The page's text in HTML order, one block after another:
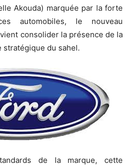
Akouda) marquée par la forte
automobiles, le nouveau
consolider la présence de la
stratégique du sahel.
de la marque, cette